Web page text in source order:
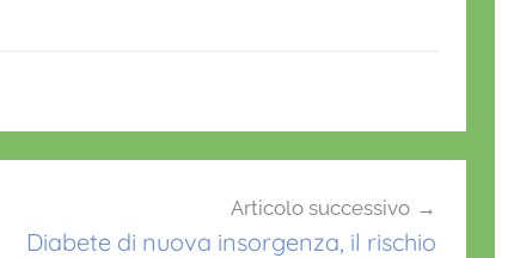
Articolo successivo
Diabete di nuova insorgenza, il rischio